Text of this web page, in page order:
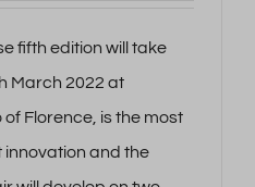
fifth edition will take
March 2022 at
Florence, is the most
and the